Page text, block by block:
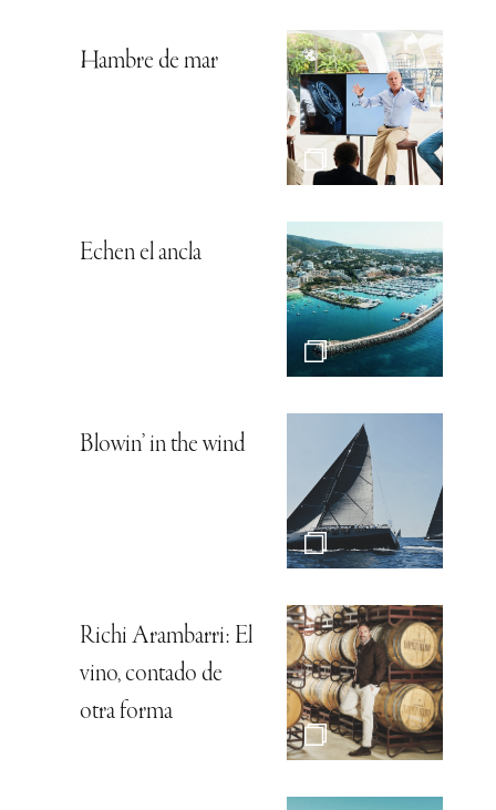
Hambre de mar
Echen el ancla
Blowin’ in the wind
Richi Arambarri: El
vino, contado de
otra forma